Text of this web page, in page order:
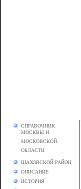
СПРАВОЧНИК
МОСКВЫ И
МОСКОВСКОЙ
ОБЛАСТИ
ШАХОВСКОЙ РАЙОН
ОПИСАНИЕ
ИСТОРИЯ